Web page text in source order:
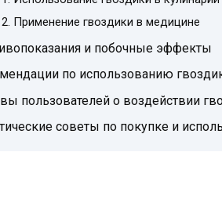
2. Применение гвоздики в медицине
и побочные эффекты
по использованию
пользователей о воздействии
советы по покупке и